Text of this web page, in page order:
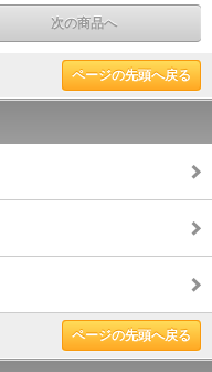
次の商品へ
ページの先頭へ戻る
ページの先頭へ戻る